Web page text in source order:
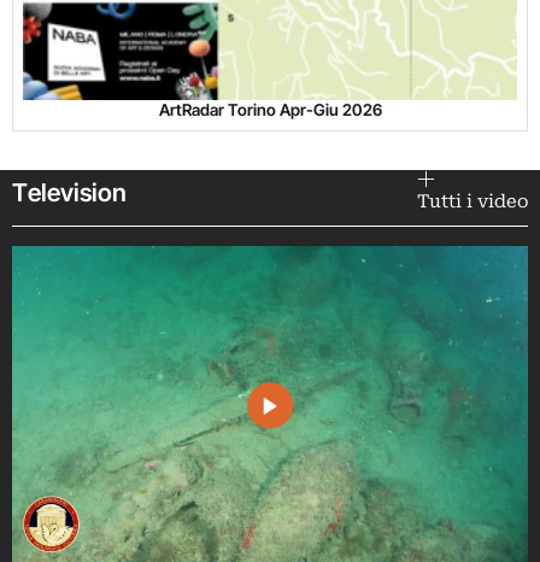
ArtRadar Torino Apr-Giu 2026
Television Tutti i video